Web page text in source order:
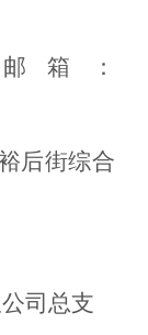
箱：
后街综合
司总支